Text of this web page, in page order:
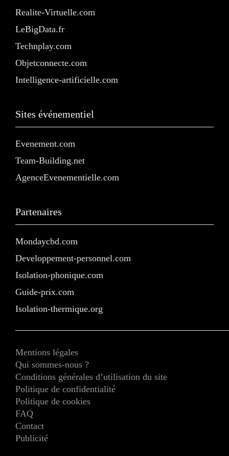
Realite-Virtuelle.com
LeBigData.fr
Technplay.com
Objetconnecte.com
Intelligence-artificielle.com
Sites événementiel
Evenement.com
Team-Building.net
AgenceEvenementielle.com
Partenaires
Mondaycbd.com
Developpement-personnel.com
Isolation-phonique.com
Guide-prix.com
Isolation-thermique.org
Mentions légales
Qui sommes-nous ?
Conditions générales d’utilisation du site
Politique de confidentialité
Politique de cookies
FAQ
Contact
Publicité